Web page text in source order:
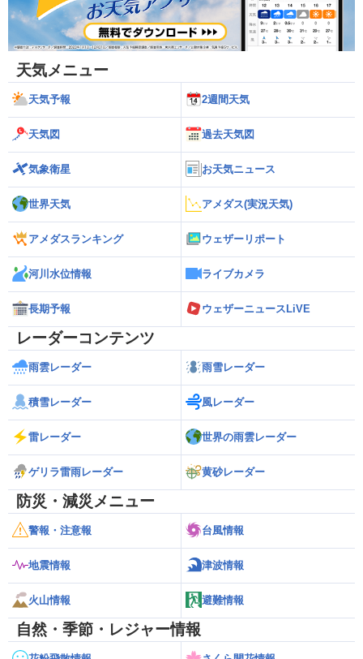
天気メニュー
天気予報 2週間天気
天気図 過去天気図
気象衛星 お天気ニュース
世界天気 アメダス(実況天気)
アメダスランキング ウェザーリポート
河川水位情報 ライブカメラ
長期予報 ウェザーニュースLiVE
レーダーコンテンツ
雨雲レーダー 雨雪レーダー
積雪レーダー 風レーダー
雷レーダー 世界の雨雲レーダー
ゲリラ雷雨レーダー 黄砂レーダー
防災・減災メニュー
警報・注意報 台風情報
地震情報 津波情報
火山情報 避難情報
自然・季節・レジャー情報